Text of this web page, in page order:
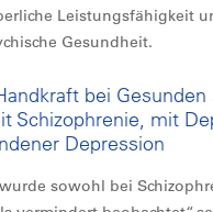
Leistungsfähigkeit
Gesundheit.
bei
Schizophrenie, mit
Depression
sowohl bei